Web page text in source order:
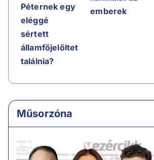
Péternek egy
eléggé
sértett
államfőjelöltet
találnia?
emberek
Műsorzóna